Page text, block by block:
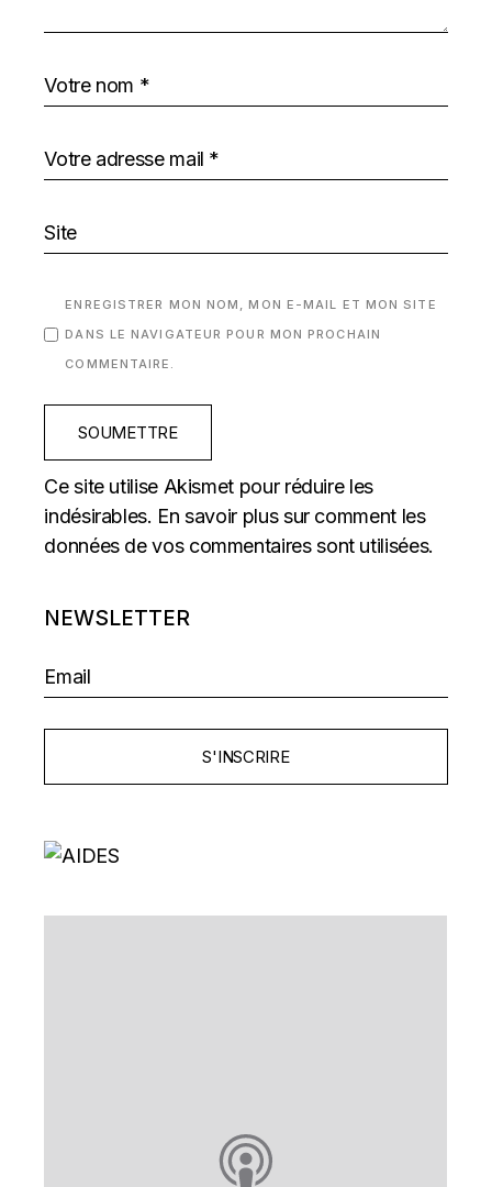
ENREGISTRER MON NOM, MON E-MAIL ET MON SITE
DANS LE NAVIGATEUR POUR MON PROCHAIN
COMMENTAIRE.
SOUMETTRE
Ce site utilise Akismet pour réduire les
indésirables. En savoir plus sur comment les
données de vos commentaires sont utilisées.
NEWSLETTER
S'INSCRIRE